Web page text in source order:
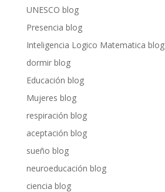
UNESCO blog
Presencia blog
Inteligencia Logico Matematica blog
dormir blog
Educación blog
Mujeres blog
respiración blog
aceptación blog
sueño blog
neuroeducación blog
ciencia blog